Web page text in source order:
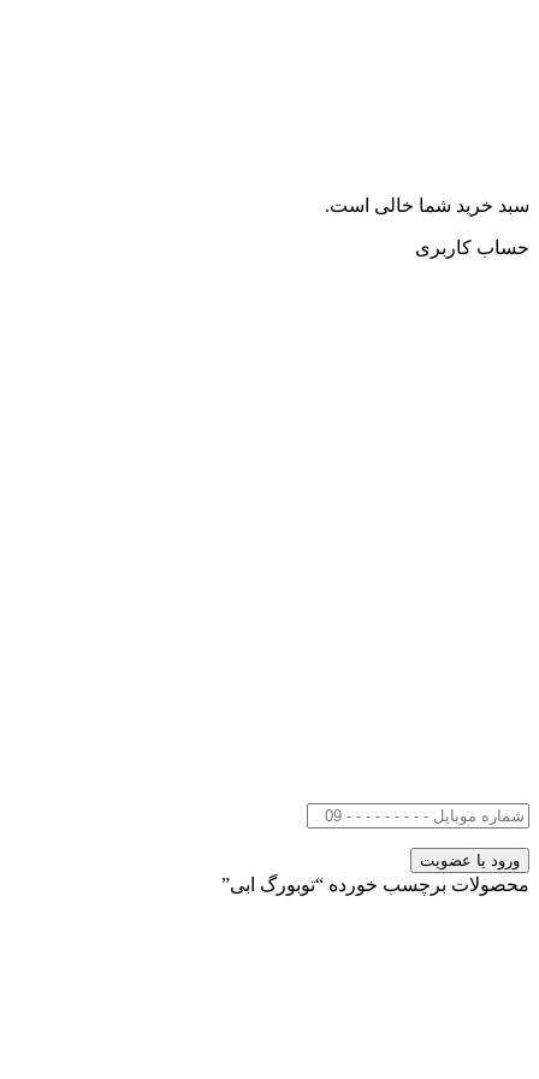
سبد خرید شما خالی است.
حساب کاربری
محصولات برچسب خورده “توبورگ ابی”